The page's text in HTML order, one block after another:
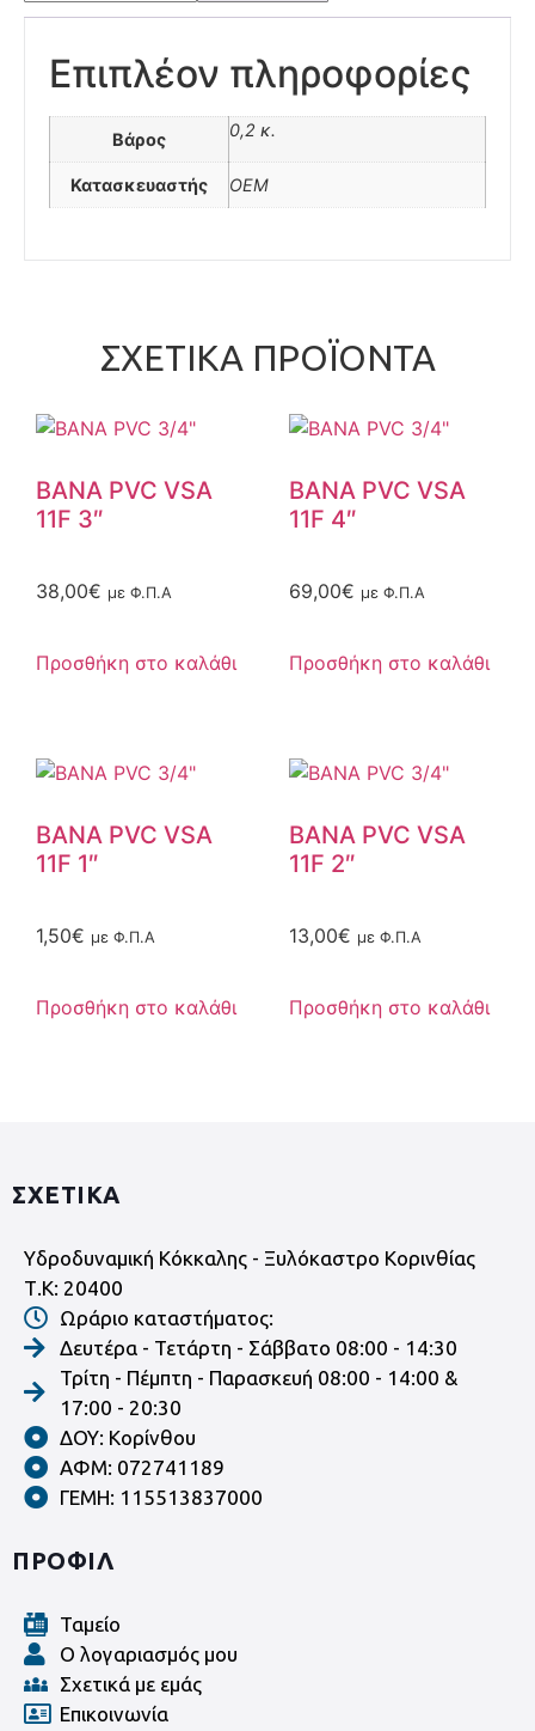
Επιπλέον πληροφορίες
Βάρος 0,2 κ.
Κατασκευαστής OEM
ΣΧΕΤΙΚΆ ΠΡΟΪΌΝΤΑ
ΒΑΝΑ PVC VSA
11F 3″
38,00€ με Φ.Π.Α
Προσθήκη στο καλάθι
ΒΑΝΑ PVC VSA
11F 4″
69,00€ με Φ.Π.Α
Προσθήκη στο καλάθι
ΒΑΝΑ PVC VSA
11F 1″
1,50€ με Φ.Π.Α
Προσθήκη στο καλάθι
ΒΑΝΑ PVC VSA
11F 2″
13,00€ με Φ.Π.Α
Προσθήκη στο καλάθι
ΣΧΕΤΙΚΑ
Υδροδυναμική Κόκκαλης - Ξυλόκαστρο Κορινθίας
Τ.Κ: 20400
Ωράριο καταστήματος:
Δευτέρα - Τετάρτη - Σάββατο 08:00 - 14:30
Τρίτη - Πέμπτη - Παρασκευή 08:00 - 14:00 &
17:00 - 20:30
ΔΟΥ: Κορίνθου
ΑΦΜ: 072741189
ΓΕΜΗ: 115513837000
ΠΡΟΦΙΛ
Ταμείο
Ο λογαριασμός μου
Σχετικά με εμάς
Επικοινωνία